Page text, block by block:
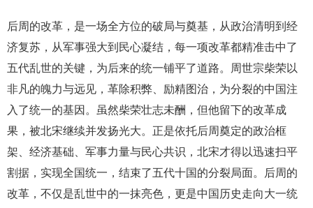
后周的改革，是一场全方位的破局与奠基，从政治清明到经
济复苏，从军事强大到民心凝结，每一项改革都精准击中了
五代乱世的关键，为后来的统一铺平了道路。周世宗柴荣以
非凡的魄力与远见，革除积弊、励精图治，为分裂的中国注
入了统一的基因。虽然柴荣壮志未酬，但他留下的改革成
果，被北宋继续并发扬光大。正是依托后周奠定的政治框
架、经济基础、军事力量与民心共识，北宋才得以迅速扫平
割据，实现全国统一，结束了五代十国的分裂局面。后周的
改革，不仅是乱世中的一抹亮色，更是中国历史走向大一统